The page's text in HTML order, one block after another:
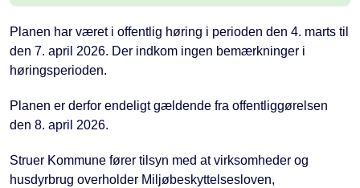
Planen har været i offentlig høring i perioden den 4. marts til
den 7. april 2026. Der indkom ingen bemærkninger i
høringsperioden.
Planen er derfor endeligt gældende fra offentliggørelsen
den 8. april 2026.
Struer Kommune fører tilsyn med at virksomheder og
husdyrbrug overholder Miljøbeskyttelsesloven,